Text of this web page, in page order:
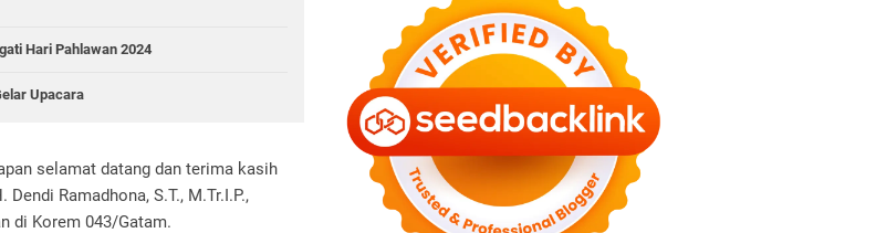
Hari Pahlawan 2024
Upacara
selamat datang dan terima kasih
Ramadhona, S.T., M.Tr.I.P.,
di Korem 043/Gatam.